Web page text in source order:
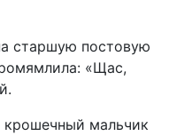
старшую постовую
«Щас,
мальчик